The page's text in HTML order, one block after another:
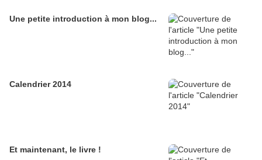
Une petite introduction à mon blog...
Calendrier 2014
Et maintenant, le livre !